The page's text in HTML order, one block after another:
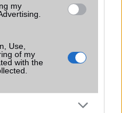
my
Use,
of my
with the
hat
könnyíti
Police
esküszik, pedig az
funkciókat kínál,